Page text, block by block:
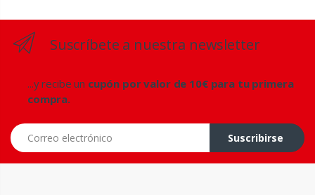
Suscríbete a nuestra newsletter
...y recibe un cupón por valor de 10€ para tu primera
compra.
Correo electrónico
Suscribirse